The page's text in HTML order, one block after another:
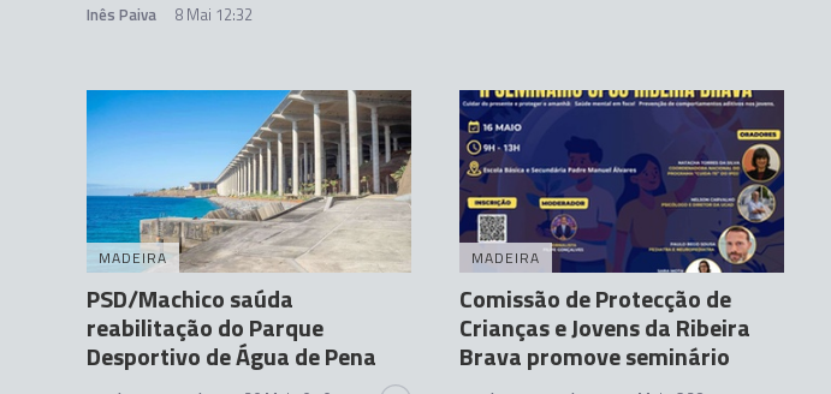
Inês Paiva 8 Mai 12:32
MADEIRA
PSD/Machico saúda
reabilitação do Parque
Desportivo de Água de Pena
MADEIRA
Comissão de Protecção de
Crianças e Jovens da Ribeira
Brava promove seminário